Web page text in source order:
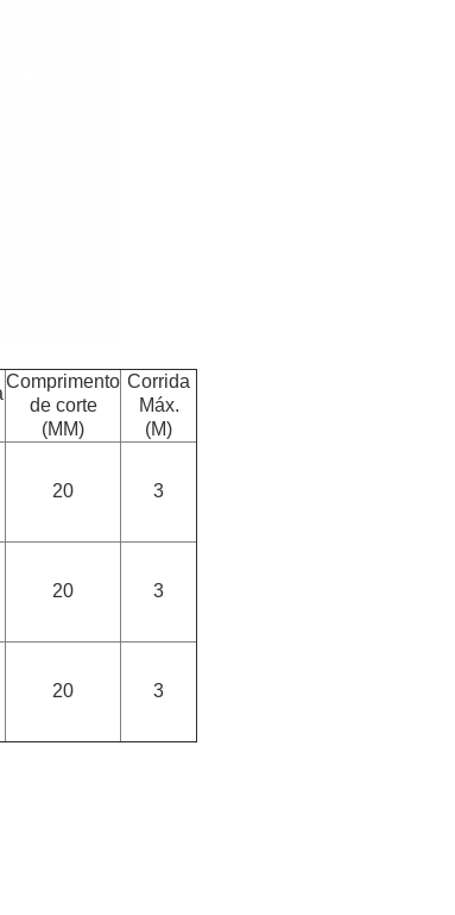
Comprimento
de corte
(MM)
Corrida
Máx.
(M)
20 3
20 3
20 3